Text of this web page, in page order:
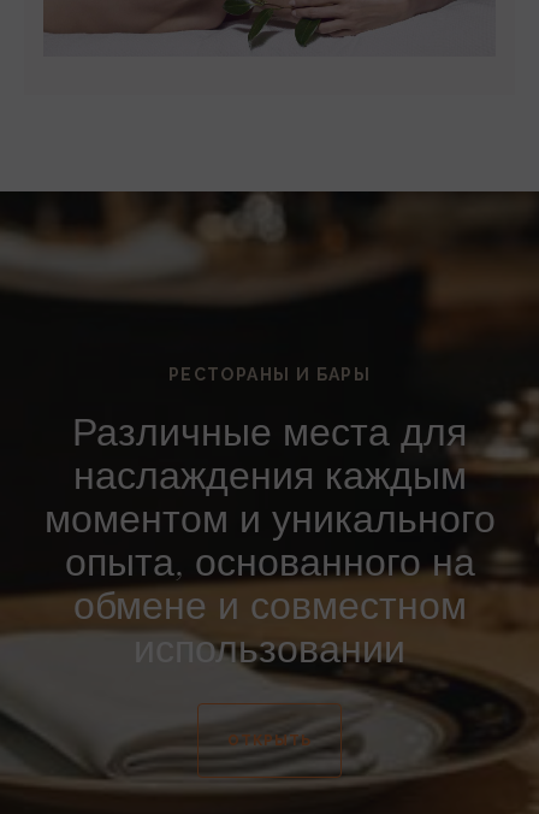
РЕСТОРАНЫ И БАРЫ
Различные места для
наслаждения каждым
моментом и уникального
опыта, основанного на
обмене и совместном
использовании
ОТКРЫТЬ